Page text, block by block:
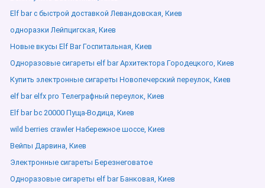
Elf bar с быстрой доставкой Левандовская, Киев
одноразки Лейпцигская, Киев
Новые вкусы Elf Bar Госпитальная, Киев
Одноразовые сигареты elf bar Архитектора Городецкого, Киев
Купить электронные сигареты Новопечерский переулок, Киев
elf bar elfx pro Телеграфный переулок, Киев
Elf bar bc 20000 Пуща-Водица, Киев
wild berries crawler Набережное шоссе, Киев
Вейпы Дарвина, Киев
Электронные сигареты Березнеговатое
Одноразовые сигареты elf bar Банковая, Киев